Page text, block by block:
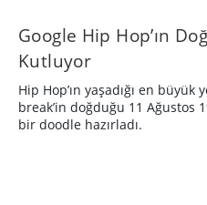
Google Hip Hop’ın
Kutluyor
Hip Hop’ın yaşadığı en
break’in doğduğu 11 Ağustos
bir doodle hazırladı.